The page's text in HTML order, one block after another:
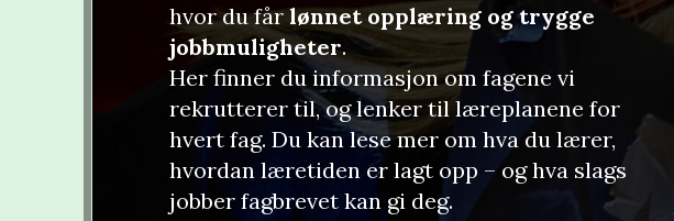
hvor du fårlønnet opplæring og trygge
jobbmuligheter.
Her finner du informasjon om fagene vi
rekrutterer til, og lenker til læreplanene for
hvert fag. Du kan lese mer om hva du lærer,
hvordan læretiden er lagt opp – og hva slags
jobber fagbrevet kan gi deg.